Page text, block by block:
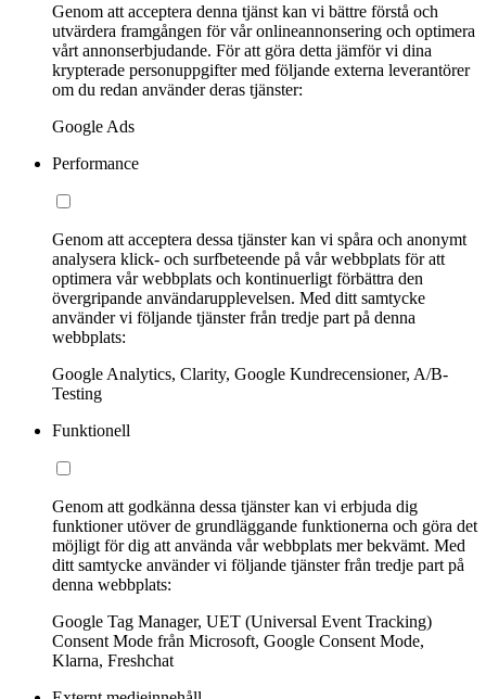
Genom att acceptera denna tjänst kan vi bättre förstå och
utvärdera framgången för vår onlineannonsering och optimera
vårt annonserbjudande. För att göra detta jämför vi dina
krypterade personuppgifter med följande externa leverantörer
om du redan använder deras tjänster:
Google Ads
Performance
Genom att acceptera dessa tjänster kan vi spåra och anonymt
analysera klick- och surfbeteende på vår webbplats för att
optimera vår webbplats och kontinuerligt förbättra den
övergripande användarupplevelsen. Med ditt samtycke
använder vi följande tjänster från tredje part på denna
webbplats:
Google Analytics, Clarity, Google Kundrecensioner, A/B-
Testing
Funktionell
Genom att godkänna dessa tjänster kan vi erbjuda dig
funktioner utöver de grundläggande funktionerna och göra det
möjligt för dig att använda vår webbplats mer bekvämt. Med
ditt samtycke använder vi följande tjänster från tredje part på
denna webbplats:
Google Tag Manager, UET (Universal Event Tracking)
Consent Mode från Microsoft, Google Consent Mode,
Klarna, Freshchat